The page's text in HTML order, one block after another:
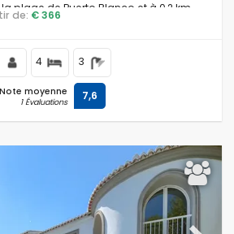
plage de Puerto Blanco et à 0,2 km
de: € 366
4 3
Note moyenne
1 Évaluations 7,6